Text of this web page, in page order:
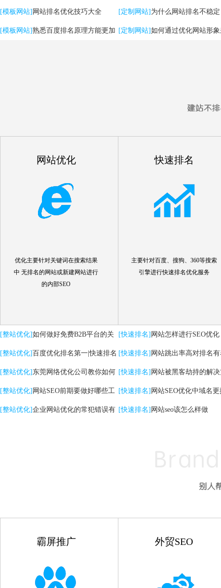
[模板网站] 网站排名优化技巧大全
[模板网站]熟悉百度排名原理方能更加
用户体验
[定制网站] 为什么网站排名不稳
[定制网站]如何通过优化网站形
网站优化
优化主要针对关键词在搜索结果
中 无排名的网站或新建网站进行
的内部SEO
快速排名
主要针对百度、搜狗、360等搜索
引擎进行快速排名优化服务
[整站优化]如何做好免费B2B平台的关
键词优化推广
[整站优化]百度优化排名第一|快速排名
关键词|自然排名优化
[整站优化] 东莞网络优化公司教你如何
提升网站转化率
[整站优化] 网站SEO前期要做好哪些工
作
[整站优化]企业网站优化的常犯错误有
[快速排名] 网站怎样进行SEO优化
[快速排名] 网站跳出率高对排名
高的影响
[快速排名] 网站被黑客劫持的解
[快速排名] 网站SEO优化中域名
点
[快速排名] 网站seo该怎么样做
霸屏推广 外贸SEO